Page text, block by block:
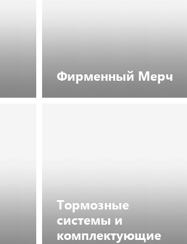
Фирменный Мерч
Тормозные
системы и
комплектующие